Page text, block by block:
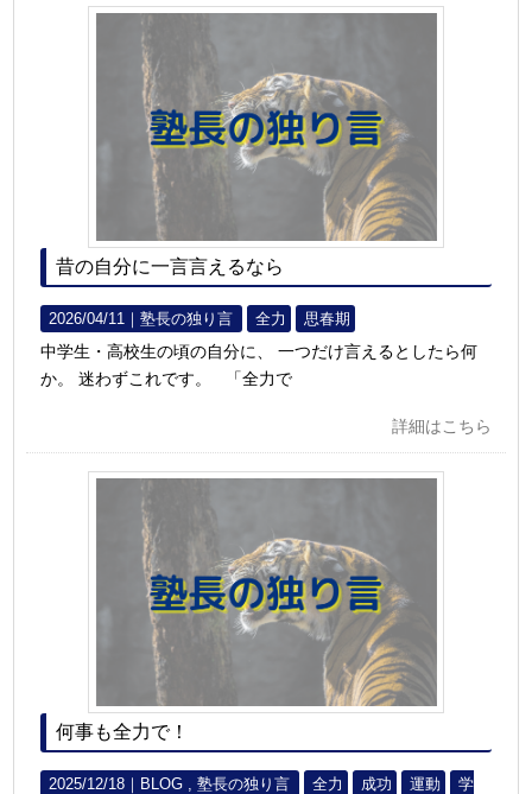
昔の自分に一言言えるなら
2026/04/11｜塾長の独り言 全力 思春期
中学生・高校生の頃の自分に、 一つだけ言えるとしたら何
か。 迷わずこれです。 「全力で
詳細はこちら
何事も全力で！
2025/12/18｜ BLOG 塾長の独り言 全力 成功 運動
学